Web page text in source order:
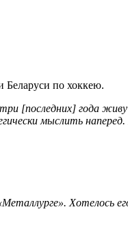
Беларуси по хоккею.
[последних] года
мыслить
Хотелось